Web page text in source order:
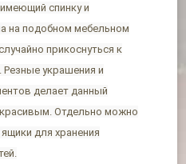
спинку и
на подобном мебельном
прикоснуться к
Резные украшения и
делает данный
Отдельно можно
для хранения